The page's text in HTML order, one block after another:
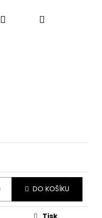
PřihlášeníNákupní
DO KOŠÍKU
Tisk
Následující